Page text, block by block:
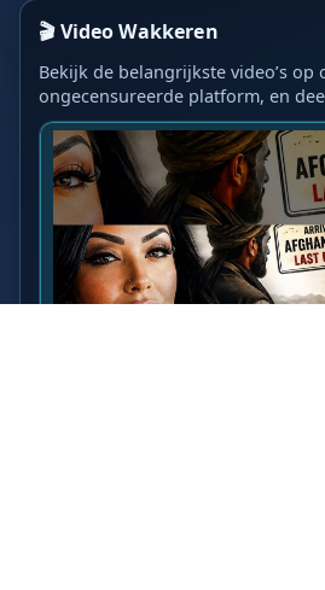
🎬 Video Wakkeren
Bekijk de belangrijkste video’s op
ongecensureerde platform, en